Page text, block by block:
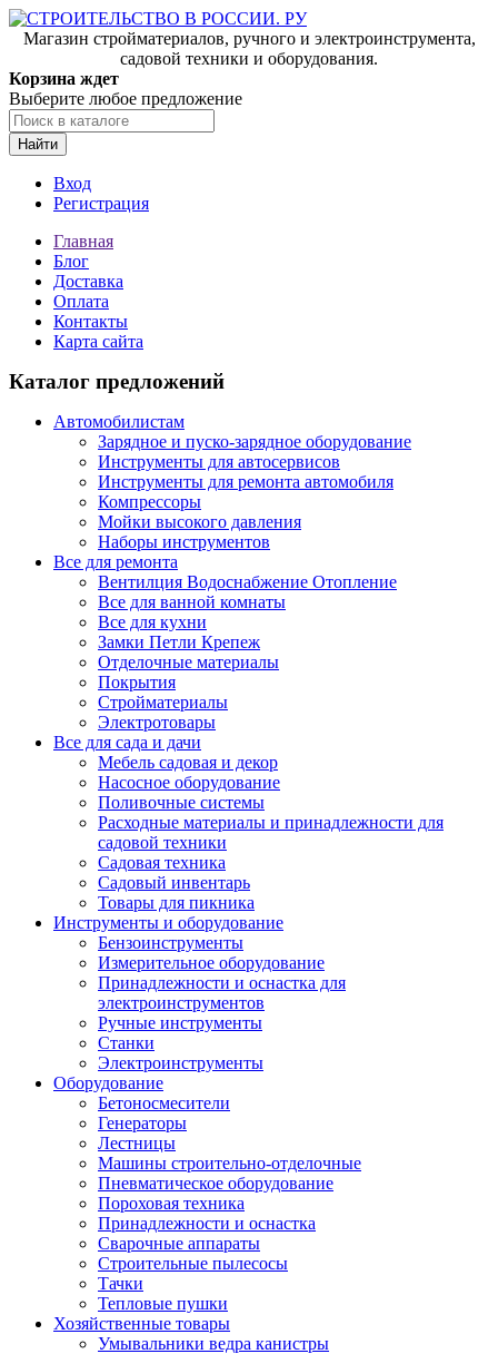
Магазин стройматериалов, ручного и электроинструмента,
садовой техники и оборудования.
Корзина ждет
Выберите любое предложение
Найти
Вход
Регистрация
Главная
Блог
Доставка
Оплата
Контакты
Карта сайта
Каталог предложений
Автомобилистам
Зарядное и пуско-зарядное оборудование
Инструменты для автосервисов
Инструменты для ремонта автомобиля
Компрессоры
Мойки высокого давления
Наборы инструментов
Все для ремонта
Вентилция Водоснабжение Отопление
Все для ванной комнаты
Все для кухни
Замки Петли Крепеж
Отделочные материалы
Покрытия
Стройматериалы
Электротовары
Все для сада и дачи
Мебель садовая и декор
Насосное оборудование
Поливочные системы
Расходные материалы и принадлежности для
садовой техники
Садовая техника
Садовый инвентарь
Товары для пикника
Инструменты и оборудование
Бензоинструменты
Измерительное оборудование
Принадлежности и оснастка для
электроинструментов
Ручные инструменты
Станки
Электроинструменты
Оборудование
Бетоносмесители
Генераторы
Лестницы
Машины строительно-отделочные
Пневматическое оборудование
Пороховая техника
Принадлежности и оснастка
Сварочные аппараты
Строительные пылесосы
Тачки
Тепловые пушки
Хозяйственные товары
Умывальники ведра канистры